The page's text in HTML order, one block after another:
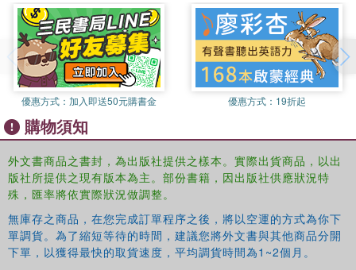
of interest to students and academics in many areas including
international economics, international finance and international
political economy. It will also provide a useful source of information
for those who work in the financial industry at large.
優惠方式： 加入即送50元購書金 優惠方式： 19折起
購物須知
外文書商品之書封，為出版社提供之樣本。實際出貨商品，以出
版社所提供之現有版本為主。部份書籍，因出版社供應狀況特
殊，匯率將依實際狀況做調整。
無庫存之商品，在您完成訂單程序之後，將以空運的方式為你下
單調貨。為了縮短等待的時間，建議您將外文書與其他商品分開
下單，以獲得最快的取貨速度，平均調貨時間為1~2個月。